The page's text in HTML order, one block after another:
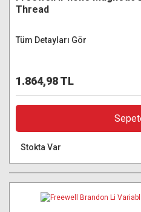
Thread
Tüm Detayları Gör
1.864,98 TL
Stokta Var